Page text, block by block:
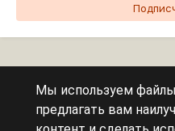
Сейчас на странице
Мы используем
предлагать вам